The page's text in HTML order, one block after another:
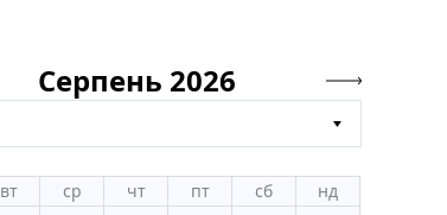
Серпень 2026
вт ср чт пт сб нд